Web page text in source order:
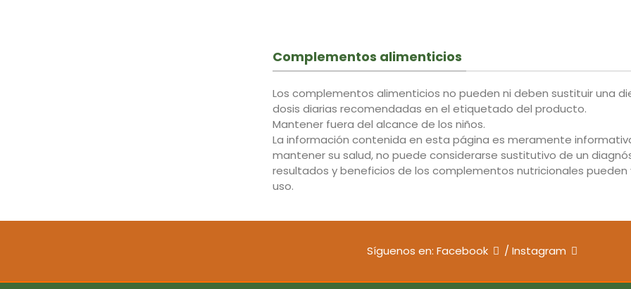
Complementos alimenticios
Los complementos alimenticios no pueden ni deben sustituir una
dosis diarias recomendadas en el etiquetado del producto.
Mantener fuera del alcance de los niños.
La información contenida en esta página es meramente
mantener su salud, no puede considerarse sustitutivo de un
resultados y beneficios de los complementos nutricionales
uso.
Síguenos en: Facebook / Instagram